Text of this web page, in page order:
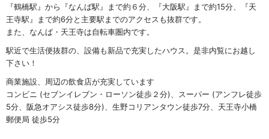
『鶴橋駅』から『なんば駅』まで約６分、『大阪駅』まで約15分、『天
王寺駅』まで約6分と主要駅までのアクセスも抜群です。
また、なんば・天王寺は自転車圏内です。
駅近で生活便抜群の、設備も新品で充実したハウス。是非内覧にお越し
下さい！
商業施設、周辺の飲食店が充実しています
コンビニ (セブンイレブン・ローソン徒歩２分)、スーパー (アンフレ徒歩
5分、阪急オアシス徒歩8分)、生野コリアンタウン徒歩7分、天王寺小橋
郵便局 徒歩5分